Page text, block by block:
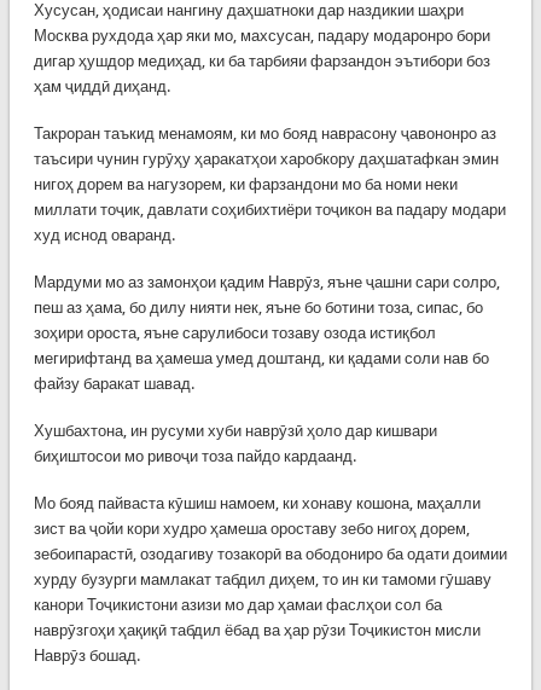
Хусусан, ҳодисаи нангину даҳшатноки дар наздикии шаҳри
Москва рухдода ҳар яки мо, махсусан, падару модаронро бори
дигар ҳушдор медиҳад, ки ба тарбияи фарзандон эътибори боз
ҳам ҷиддӣ диҳанд.
Такроран таъкид менамоям, ки мо бояд наврасону ҷавононро аз
таъсири чунин гурӯҳу ҳаракатҳои харобкору даҳшатафкан эмин
нигоҳ дорем ва нагузорем, ки фарзандони мо ба номи неки
миллати тоҷик, давлати соҳибихтиёри тоҷикон ва падару модари
худ иснод оваранд.
Мардуми мо аз замонҳои қадим Наврӯз, яъне ҷашни сари солро,
пеш аз ҳама, бо дилу нияти нек, яъне бо ботини тоза, сипас, бо
зоҳири ороста, яъне сарулибоси тозаву озода истиқбол
мегирифтанд ва ҳамеша умед доштанд, ки қадами соли нав бо
файзу баракат шавад.
Хушбахтона, ин русуми хуби наврӯзӣ ҳоло дар кишвари
биҳиштосои мо ривоҷи тоза пайдо кардаанд.
Мо бояд пайваста кӯшиш намоем, ки хонаву кошона, маҳалли
зист ва ҷойи кори худро ҳамеша ороставу зебо нигоҳ дорем,
зебоипарастӣ, озодагиву тозакорӣ ва ободониро ба одати доимии
хурду бузурги мамлакат табдил диҳем, то ин ки тамоми гӯшаву
канори Тоҷикистони азизи мо дар ҳамаи фаслҳои сол ба
наврӯзгоҳи ҳақиқӣ табдил ёбад ва ҳар рӯзи Тоҷикистон мисли
Наврӯз бошад.